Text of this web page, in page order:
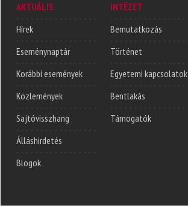
AKTUÁLIS
Hírek
Eseménynaptár
Korábbi események
Közlemények
Sajtóvisszhang
Álláshirdetés
Blogok
INTÉZET
Bemutatkozás
Történet
Egyetemi kapcsolatok
Bentlakás
Támogatók